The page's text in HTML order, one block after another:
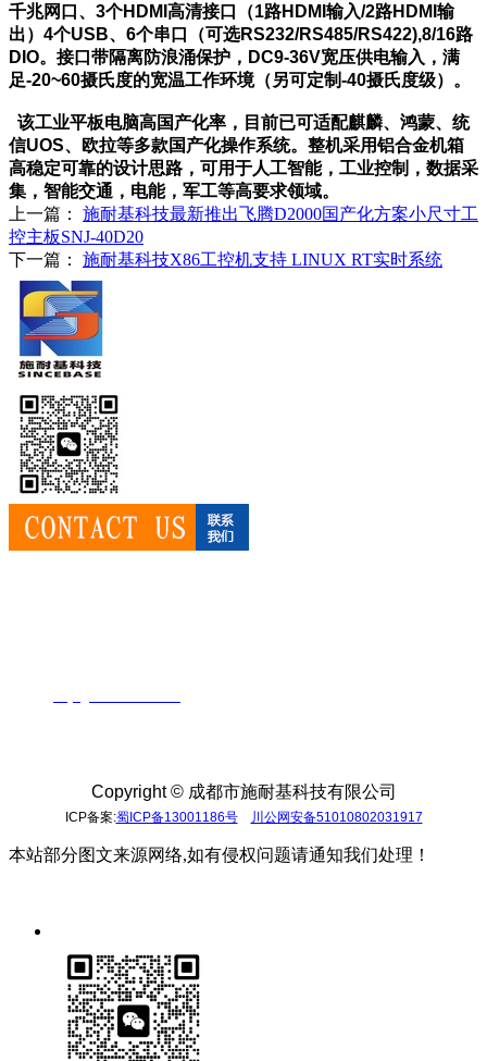
千兆网口、3个HDMI高清接口（1路HDMI输入/2路HDMI输
出）4个USB、6个串口（可选RS232/RS485/RS422),8/16路
DIO。接口带隔离防浪涌保护，DC9-36V宽压供电输入，满
足-20~60摄氏度的宽温工作环境（另可定制-40摄氏度级）。
该工业平板电脑高国产化率，目前已可适配麒麟、鸿蒙、统
信UOS、欧拉等多款国产化操作系统。 整机采用铝合金机箱
高稳定可靠的设计思路，可用于人工智能，工业控制，数据采
集，智能交通，电能，军工等高要求领域。
上一篇：
施耐基科技最新推出飞腾D2000国产化方案小尺寸工
控主板SNJ-40D20
下一篇：
施耐基科技X86工控机支持 LINUX RT实时系统
Copyright ©成都市施耐基科技有限公司
ICP备案:蜀ICP备13001186号 川公网安备51010802031917
本站部分图文来源网络,如有侵权问题请通知我们处理！